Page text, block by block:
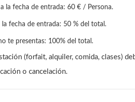
la fecha de entrada: 60 € / Persona.
fecha de entrada: 50 % del total.
te presentas: 100% del total.
(forfait, alquiler, comida, clases)
o cancelación.